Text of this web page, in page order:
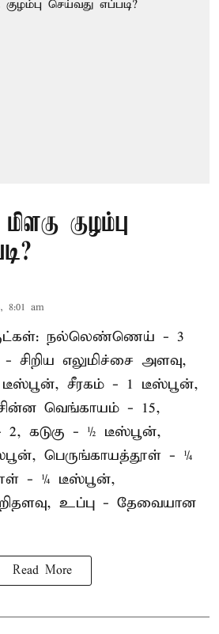
குழம்பு
8:01 am
நல்லெண்ணெய் - 3
- சிறிய எலுமிச்சை அளவு,
டீஸ்பூன், சீரகம் - 1 டீஸ்பூன்,
வெங்காயம் - 15,
கடுகு - ½ டீஸ்பூன்,
பெருங்காயத்தூள் - ¼
- ¼ டீஸ்பூன்,
உப்பு - தேவையான
Read More